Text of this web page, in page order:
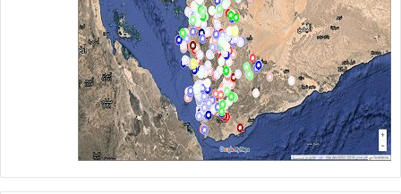
كواليس الاجتماع العادي لجامعة الدول العربية رقم 154 يوم الأربعاء
الماضي، والذي انعقد عبر تقنية الفيديو، تُدلل على حجم الخذلان
الذي يشعر الفلسطينيون به.